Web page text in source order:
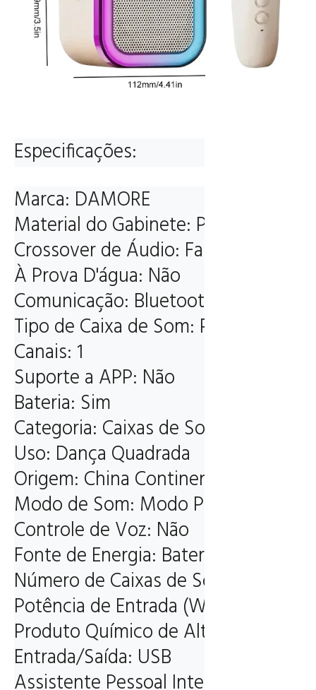
Especificações:
Marca: DAMORE
Material do Gabinete: Plástico
Crossover de Áudio: Faixa Completa
À Prova D'água: Não
Comunicação: Bluetooth
Tipo de Caixa de Som: Portátil
Canais: 1
Suporte a APP: Não
Bateria: Sim
Categoria: Caixas de Som
Uso: Dança Quadrada
Origem: China Continental
Modo de Som: Modo Padrão
Controle de Voz: Não
Fonte de Energia: Bateria
Número de Caixas de Som: 1
Potência de Entrada (W): <25 W
Produto Químico de Alta Potência:
Entrada/Saída: USB
Assistente Pessoal Inteligente: